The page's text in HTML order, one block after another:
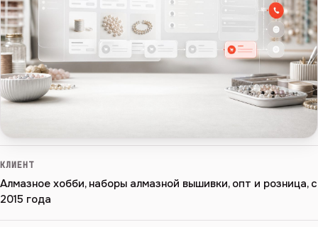
КЛИЕНТ
Алмазное хобби, наборы алмазной вышивки, опт и розница, с
2015 года